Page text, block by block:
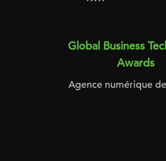
Global Business
Awards
Agence numérique de